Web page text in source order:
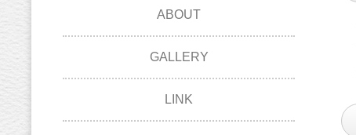
ABOUT
GALLERY
LINK